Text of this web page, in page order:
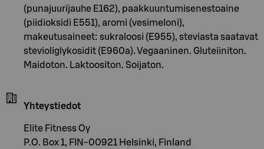
(punajuurijauhe E162), paakkuuntumisenestoaine
(piidioksidi E551), aromi (vesimeloni),
makeutusaineet: sukraloosi (E955), steviasta saatavat
stevioliglykosidit (E960a). Vegaaninen. Gluteiiniton.
Maidoton. Laktoositon. Soijaton.
Yhteystiedot
Elite Fitness Oy
P.O. Box 1, FIN-00921 Helsinki, Finland